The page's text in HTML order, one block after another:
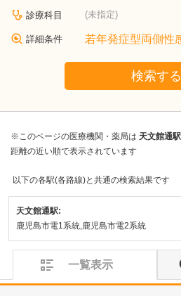
診療科目 (未指定)
詳細条件 若年発症型両側性
検索する
※このページの医療機関・薬局は 天文館通
距離の近い順で表示されています
以下の各駅(各路線)と共通の検索結果です
天文館通駅:
鹿児島市電1系統,鹿児島市電2系統
一覧表示